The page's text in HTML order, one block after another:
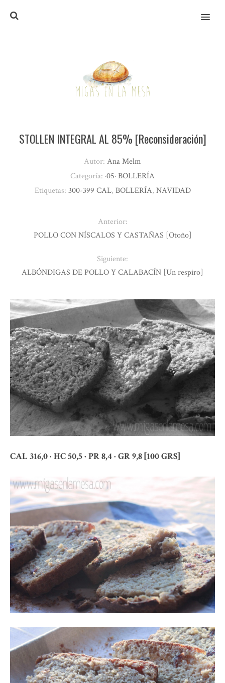
MENU
CAL 316,0 · HC 50,5 · PR 8,4 · GR 9,8 [100 GRS]
STOLLEN INTEGRAL AL 85% [Reconsideración]
Autor: Ana Melm
Categoría: ·05· BOLLERÍA
Etiquetas: 300-399 CAL, BOLLERÍA, NAVIDAD
Anterior:
POLLO CON NÍSCALOS Y CASTAÑAS [Otoño]
Siguiente:
ALBÓNDIGAS DE POLLO Y CALABACÍN [Un respiro]